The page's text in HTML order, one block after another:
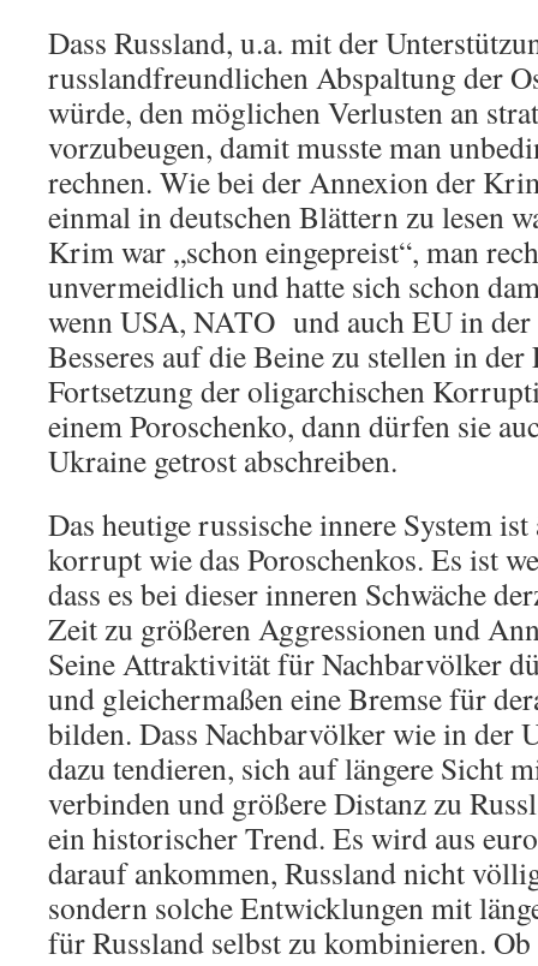
Dass Russland, u.a. mit der
russlandfreundlichen Abspaltung der
würde, den möglichen Verlusten an
vorzubeugen, damit musste man
rechnen. Wie bei der Annexion der
einmal in deutschen Blättern zu lesen
Krim war „schon eingepreist“, man
unvermeidlich und hatte sich schon
wenn USA, NATO und auch EU in
Besseres auf die Beine zu stellen in der
Fortsetzung der oligarchischen
einem Poroschenko, dann dürfen sie
Ukraine getrost abschreiben.
Das heutige russische innere System
korrupt wie das Poroschenkos. Es ist
dass es bei dieser inneren Schwäche
Zeit zu größeren Aggressionen und
Seine Attraktivität für Nachbarvölker
und gleichermaßen eine Bremse für
bilden. Dass Nachbarvölker wie in der
dazu tendieren, sich auf längere Sicht
verbinden und größere Distanz zu
ein historischer Trend. Es wird aus
darauf ankommen, Russland nicht
sondern solche Entwicklungen mit
für Russland selbst zu kombinieren.